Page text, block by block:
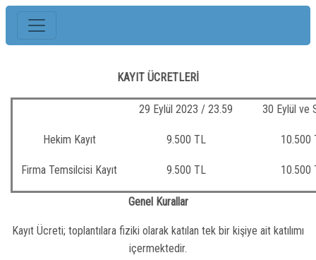
KAYIT ÜCRETLERİ
29 Eylül 2023 / 23.59 30 Eylül ve
Hekim Kayıt 9.500 TL 10.500
Firma Temsilcisi Kayıt 9.500 TL 10.500
Genel Kurallar
Kayıt Ücreti; toplantılara fiziki olarak katılan tek bir kişiye ait katılımı
içermektedir.